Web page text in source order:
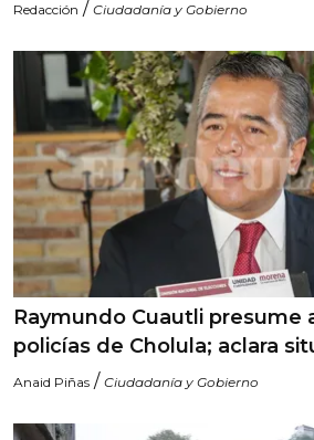
Redacción / Ciudadanía y Gobierno
Raymundo Cuautli presume
policías de Cholula; aclara
Anaid Piñas / Ciudadanía y Gobierno